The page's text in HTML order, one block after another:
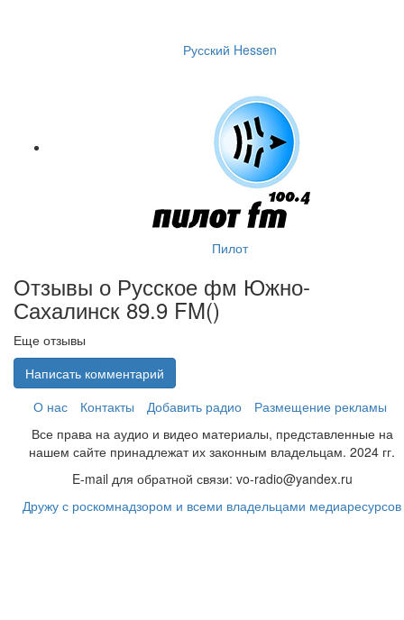
Русский Hessen
Пилот
Отзывы о Русское фм Южно-
Сахалинск 89.9 FM()
Еще отзывы
Написать комментарий
О нас
Контакты Добавить радио
Размещение рекламы
Все права на аудио и видео материалы, представленные на
нашем сайте принадлежат их законным владельцам. 2024 гг.
E-mail для обратной связи: vo-radio@yandex.ru
Дружу с роскомнадзором и всеми владельцами медиаресурсов